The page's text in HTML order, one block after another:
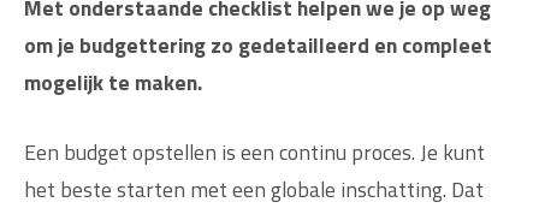
Met onderstaande checklist helpen we je op weg
om je budgettering zo gedetailleerd en compleet
mogelijk te maken.
Een budget opstellen is een continu proces. Je kunt
het beste starten met een globale inschatting. Dat